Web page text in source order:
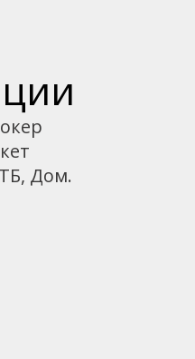
Дом.